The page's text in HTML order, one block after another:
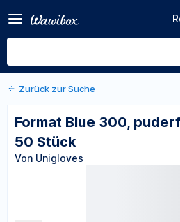
M, Packung à 50 Stück
Von Unigloves
Zurück zur Suche
Format Blue 300,
50 Stück
Von Unigloves